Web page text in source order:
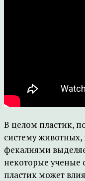
В целом пластик,
систему животных,
фекалиями
некоторые ученые
пластик может